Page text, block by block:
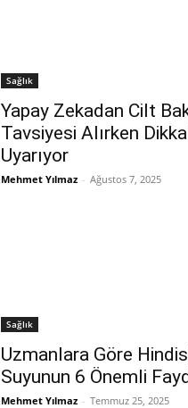
Sağlık
Yapay Zekadan Cilt
Tavsiyesi Alırken
Uyarıyor
Mehmet Yılmaz - Ağustos 7, 2025
Sağlık
Uzmanlara Göre
Suyunun 6 Önemli
Mehmet Yılmaz - Temmuz 25, 2025